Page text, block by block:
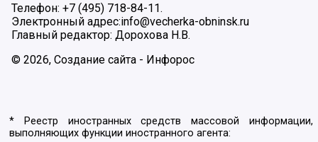
Телефон: +7 (495) 718-84-11.
Электронный адрес:info@vecherka-obninsk.ru
Главный редактор: Дорохова Н.В.
© 2026, Создание сайта - Инфорос
* Реестр иностранных средств массовой информации,
выполняющих функции иностранного агента: